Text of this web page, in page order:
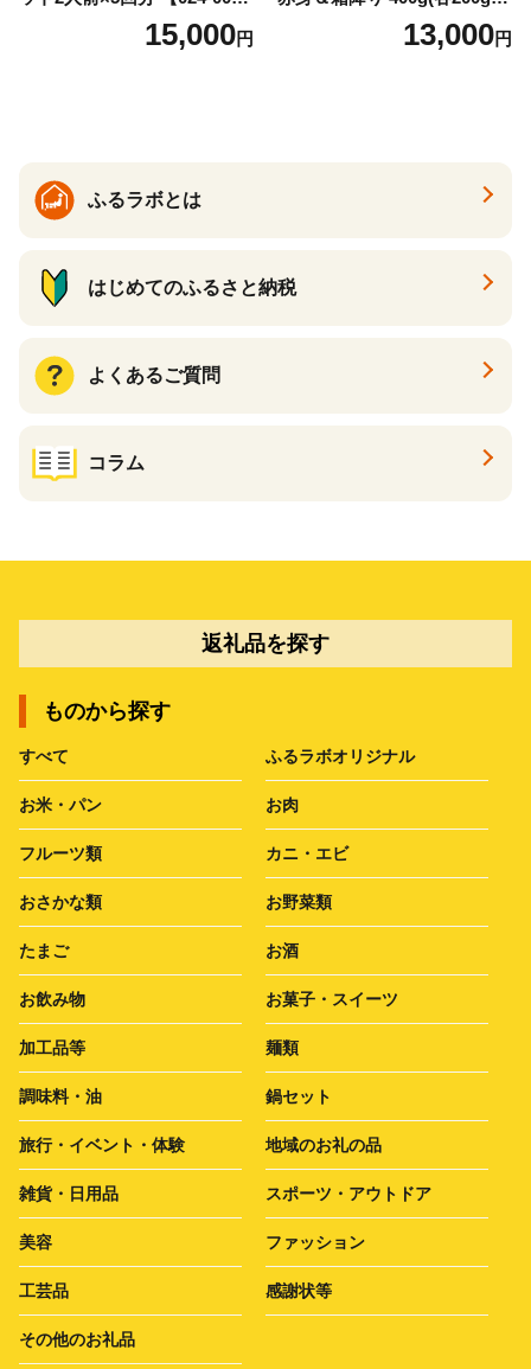
15,000円
１P 計2P) 真空パック 冷凍
13,000円
ふるラボとは
はじめてのふるさと納税
よくあるご質問
コラム
返礼品を探す
ものから探す
すべて ふるラボオリジナル
お米・パン お肉
フルーツ類 カニ・エビ
おさかな類 お野菜類
たまご お酒
お飲み物 お菓子・スイーツ
加工品等 麺類
調味料・油 鍋セット
旅行・イベント・体験 地域のお礼の品
雑貨・日用品 スポーツ・アウトドア
美容 ファッション
工芸品 感謝状等
その他のお礼品